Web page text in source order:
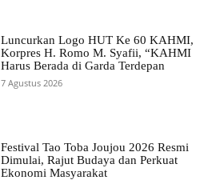
Luncurkan Logo HUT Ke 60 KAHMI,
Korpres H. Romo M. Syafii, “KAHMI
Harus Berada di Garda Terdepan
7 Agustus 2026
Festival Tao Toba Joujou 2026 Resmi
Dimulai, Rajut Budaya dan Perkuat
Ekonomi Masyarakat